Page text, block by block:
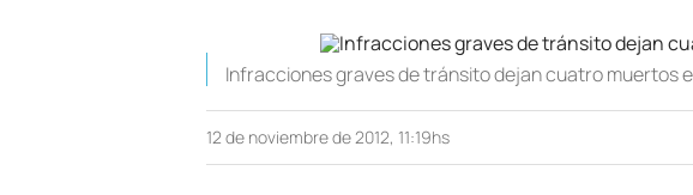
Infracciones graves de tránsito dejan cuatro muertos
12 de noviembre de 2012, 11:19hs